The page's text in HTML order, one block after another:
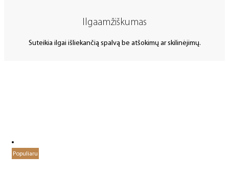
Ilgaamžiškumas
Suteikia ilgai išliekančią spalvą be atšokimų ar skilinėjimų.
Populiaru